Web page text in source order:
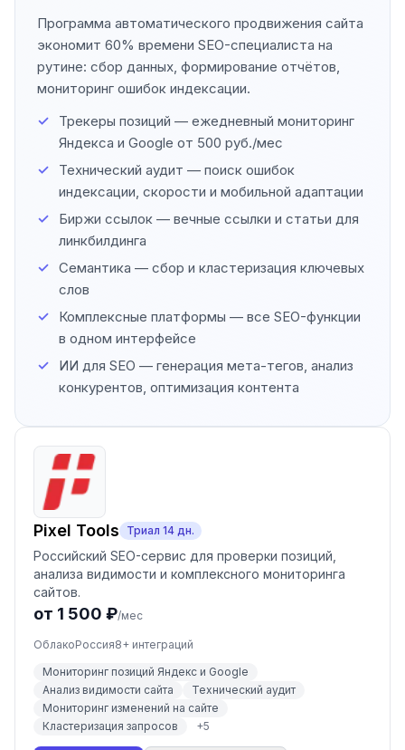
Программа автоматического продвижения сайта
экономит 60% времени SEO-специалиста на
рутине: сбор данных, формирование отчётов,
мониторинг ошибок индексации.
Трекеры позиций — ежедневный мониторинг
Яндекса и Google от 500 руб./мес
Технический аудит — поиск ошибок
индексации, скорости и мобильной адаптации
Биржи ссылок — вечные ссылки и статьи для
линкбилдинга
Семантика — сбор и кластеризация ключевых
слов
Комплексные платформы — все SEO-функции
в одном интерфейсе
ИИ для SEO — генерация мета-тегов, анализ
конкурентов, оптимизация контента
Pixel Tools Триал 14 дн.
Российский SEO-сервис для проверки позиций,
анализа видимости и комплексного мониторинга
сайтов.
от 1 500 ₽/мес
ОблакоРоссия8+ интеграций
Мониторинг позиций Яндекс и Google
Анализ видимости сайта
Технический аудит
Мониторинг изменений на сайте
Кластеризация запросов
+5